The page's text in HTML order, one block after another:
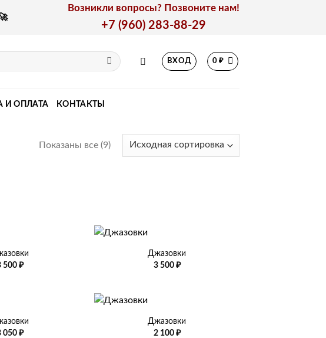
Возникли вопросы? Позвоните нам!
+7 (960) 283-88-29
ВХОД 0₽
И ОПЛАТА КОНТАКТЫ
Показаны все (9)
500 ₽
+
Джазовки
3 500 ₽
050 ₽
+
Джазовки
2 100 ₽